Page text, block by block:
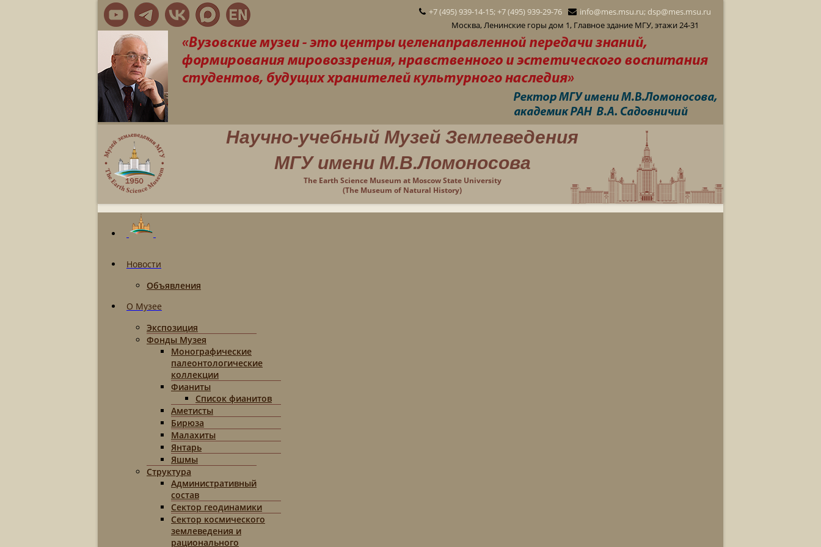
+7 (495) 939-14-15; +7 (495) 939-29-76
info@mes.msu.ru; dsp@mes.msu.ru
Москва, Ленинские горы дом 1, Главное здание МГУ, этажи 24-31
Научно-учебный Музей Землеведения
МГУ имени М.В.Ломоносова
The Earth Science Museum at Moscow State University
(The Museum of Natural History)
Новости
Объявления
О Музее
Экспозиция
Фонды Музея
Монографические
палеонтологические
коллекции
Фианиты
Список фианитов
Аметисты
Бирюза
Малахиты
Янтарь
Яшмы
Структура
Административный
состав
Сектор геодинамики
Сектор космического
землеведения и
рационального